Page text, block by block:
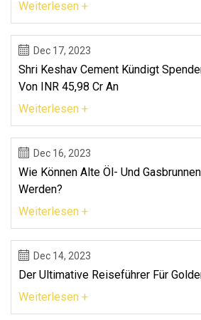
Weiterlesen +
Dec 17, 2023
Shri Keshav Cement Kündigt
Von INR 45,98 Cr An
Weiterlesen +
Dec 16, 2023
Wie Können Alte Öl- Und
Werden?
Weiterlesen +
Dec 14, 2023
Der Ultimative Reiseführer Für
Weiterlesen +